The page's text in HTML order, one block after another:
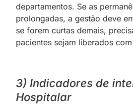
departamentos. Se as
prolongadas, a gestão deve
se forem curtas demais,
pacientes sejam liberados
3) Indicadores de
Hospitalar